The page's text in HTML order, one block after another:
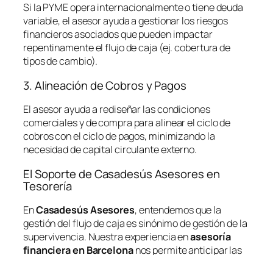
Si la PYME opera internacionalmente o tiene deuda
variable, el asesor ayuda a gestionar los riesgos
financieros asociados que pueden impactar
repentinamente el flujo de caja (ej. cobertura de
tipos de cambio).
3. Alineación de Cobros y Pagos
El asesor ayuda a rediseñar las condiciones
comerciales y de compra para alinear el ciclo de
cobros con el ciclo de pagos, minimizando la
necesidad de capital circulante externo.
El Soporte de Casadesús Asesores en
Tesorería
EnCasadesús Asesores, entendemos que la
gestión del flujo de caja es sinónimo de gestión de la
supervivencia. Nuestra experiencia enasesoría
financiera en Barcelonanos permite anticipar las